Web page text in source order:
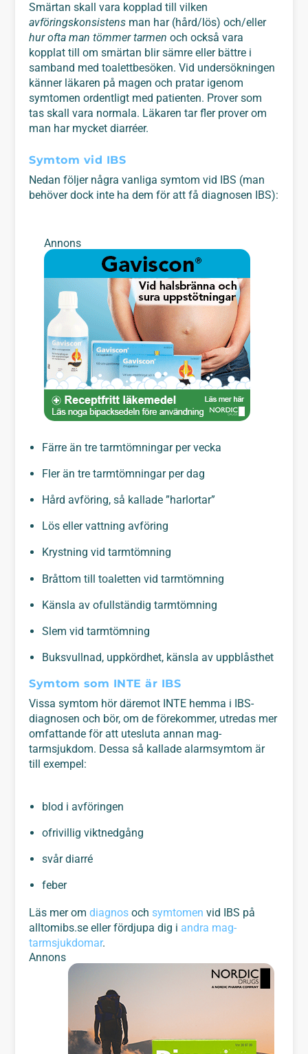
Smärtan skall vara kopplad till vilken
avföringskonsistens man har (hård/lös) och/eller
hur ofta man tömmer tarmen och också vara
kopplat till om smärtan blir sämre eller bättre i
samband med toalettbesöken. Vid undersökningen
känner läkaren på magen och pratar igenom
symtomen ordentligt med patienten. Prover som
tas skall vara normala. Läkaren tar fler prover om
man har mycket diarréer.
Symtom vid IBS
Nedan följer några vanliga symtom vid IBS (man
behöver dock inte ha dem för att få diagnosen IBS):
Annons
Färre än tre tarmtömningar per vecka
Fler än tre tarmtömningar per dag
Hård avföring, så kallade ”harlortar”
Lös eller vattning avföring
Krystning vid tarmtömning
Bråttom till toaletten vid tarmtömning
Känsla av ofullständig tarmtömning
Slem vid tarmtömning
Buksvullnad, uppkördhet, känsla av uppblåsthet
Symtom som INTE är IBS
Vissa symtom hör däremot INTE hemma i IBS-
diagnosen och bör, om de förekommer, utredas mer
omfattande för att utesluta annan mag-
tarmsjukdom. Dessa så kallade alarmsymtom är
till exempel:
blod i avföringen
ofrivillig viktnedgång
svår diarré
feber
Läs mer omdiagnos ochsymtomen vid IBS på
alltomibs.se eller fördjupa dig i andra mag-
tarmsjukdomar.
Annons